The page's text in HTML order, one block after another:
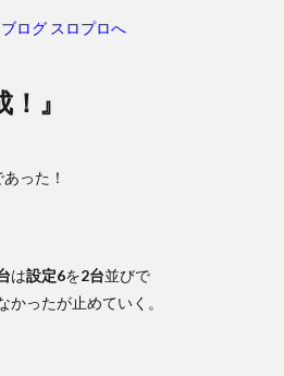
』
った！
は設定6を2台並びで
ったが止めていく。